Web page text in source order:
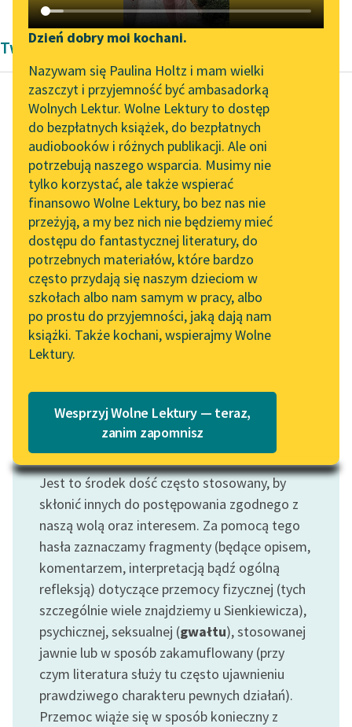
Katalog DAISY
Podkasty o książkach
Zgłoś brak utworu
Aktualności
„Prokurator Alicja Horn”
do słuchania
Byliśmy częścią AI Impact
Lab
Zapraszamy na spotkanie
online z tłumaczkami
literatury skandynawskiej
Spotkanie z Katarzyną
Tunkiel w Oslo
102. lata temu zmarł
Joseph Conrad
Lektury szkolne i klasyka
literatury do słuchania dla
uczennic i uczniów z
niepełnosprawnościami
E-kolekcja lektur
szkolnych i literatury do
słuchania dla uczennic i
uczniów z
niepełnosprawnościami
Feministyczne inspiracje.
Popularyzacja
skandynawskiej literatury
feministycznej
Ręce pełne poezji
Narzędzia
Mapa Wolnych Lektur
Leśmianator
Przewodnik dla piszących i
czytających
API
OAI-PMH
Widget Wolnych Lektur
Przypisy
Katalog w formacie PDF
Dzień dobry moi kochani.
Nazywam się Paulina Holtz i mam wielki
zaszczyt i przyjemność być ambasadorką
Wolnych Lektur. Wolne Lektury to dostęp
do bezpłatnych książek, do bezpłatnych
audiobooków i różnych publikacji. Ale oni
potrzebują naszego wsparcia. Musimy nie
tylko korzystać, ale także wspierać
finansowo Wolne Lektury, bo bez nas nie
przeżyją, a my bez nich nie będziemy mieć
dostępu do fantastycznej literatury, do
potrzebnych materiałów, które bardzo
często przydają się naszym dzieciom w
szkołach albo nam samym w pracy, albo
po prostu do przyjemności, jaką dają nam
książki. Także kochani, wspierajmy Wolne
Lektury.
Wesprzyj Wolne Lektury — teraz,
zanim zapomnisz
Twórczość Aleksandra Brücknera
Aleksander Brückner
Starożytna Litwa
Gdy ziemia
przeludniona ich
dostatecznie nie
żywiła, kazali zabijać
dziewczęta, a
chłopców dla wojny
chować...
Motyw: Przemoc
Jest to środek dość często stosowany, by
skłonić innych do postępowania zgodnego z
naszą wolą oraz interesem. Za pomocą tego
hasła zaznaczamy fragmenty (będące opisem,
komentarzem, interpretacją bądź ogólną
refleksją) dotyczące przemocy fizycznej (tych
szczególnie wiele znajdziemy u Sienkiewicza),
psychicznej, seksualnej (gwałtu), stosowanej
jawnie lub w sposób zakamuflowany (przy
czym literatura służy tu często ujawnieniu
prawdziwego charakteru pewnych działań).
Przemoc wiąże się w sposób konieczny z